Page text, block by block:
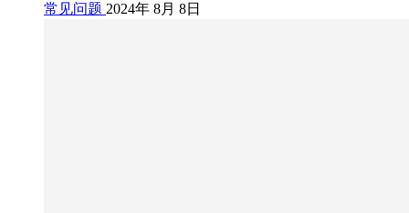
常见问题 2024年 8月 8日